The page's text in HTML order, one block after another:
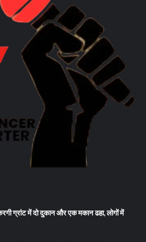
ग्रांट में दो दुकान और एक मकान ढहा, लोगों में